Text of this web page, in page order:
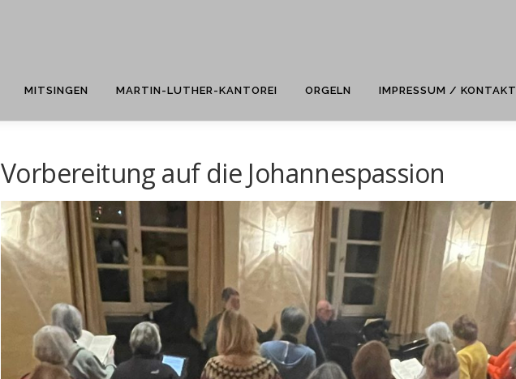
MITSINGEN MARTIN-LUTHER-KANTOREI ORGELN IMPRESSUM / KONTAKT
Vorbereitung auf die Johannespassion